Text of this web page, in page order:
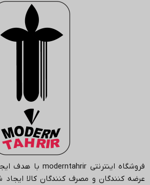
فروشگاه اینترنتی moderntahrir با هدف
عرضه کنندگان و مصرف کنندگان کالا